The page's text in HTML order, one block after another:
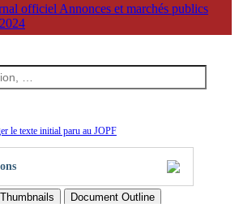
officiel Annonces et marchés publics
le texte initial paru au JOPF
Thumbnails
Document Outline